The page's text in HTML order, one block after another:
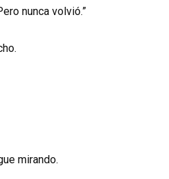
nunca volvió.”
mirando.